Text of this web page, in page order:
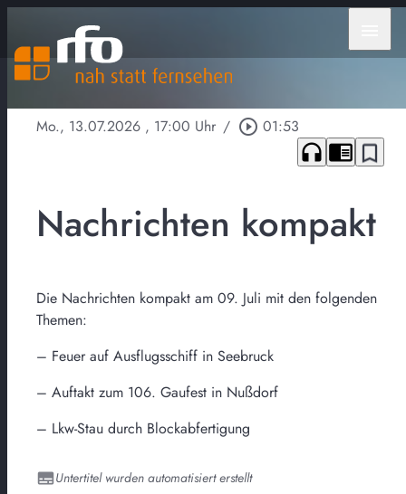
Mo., 13.07.2026 , 17:00 Uhr / play_circle_outline 01:53
headphones chrome_reader_mode bookmark_border
Nachrichten kompakt
Die Nachrichten kompakt am 09. Juli mit den folgenden
Themen:
– Feuer auf Ausflugsschiff in Seebruck
– Auftakt zum 106. Gaufest in Nußdorf
– Lkw-Stau durch Blockabfertigung
Untertitel wurden automatisiert erstellt